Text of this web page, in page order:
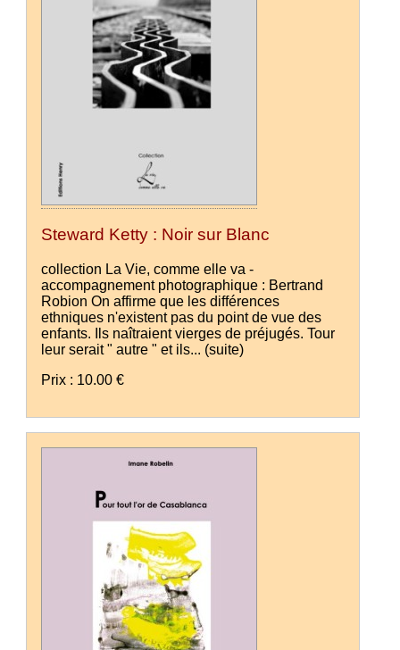
Steward Ketty : Noir sur Blanc
collection La Vie, comme elle va -
accompagnement photographique : Bertrand
Robion On affirme que les différences
ethniques n'existent pas du point de vue des
enfants. Ils naîtraient vierges de préjugés. Tour
leur serait " autre " et ils... (suite)
Prix : 10.00 €